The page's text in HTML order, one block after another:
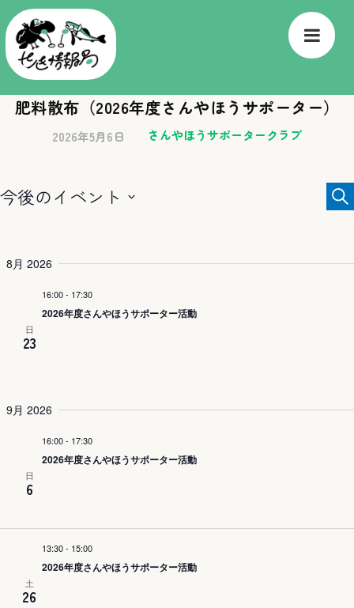
肥料散布（2026年度さんやほうサポーター）
2026年5月6日 さんやほうサポータークラブ
イ
て
ー
検
索
今後のイベント
8月 2026
日
23
16:00- 17:30
2026年度さんやほうサポーター活動
9月 2026
日
6
16:00- 17:30
2026年度さんやほうサポーター活動
土
26
13:30- 15:00
2026年度さんやほうサポーター活動